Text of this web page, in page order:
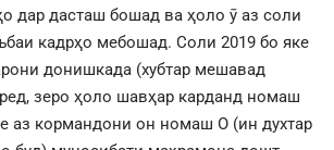
дар дасташ бошад ва ҳоло ӯ аз соли
кадрҳо мебошад. Соли 2019 бо яке
донишкада (хубтар мешавад
зеро ҳоло шавҳар карданд номаш
аз кормандони он номаш О (ин духтар